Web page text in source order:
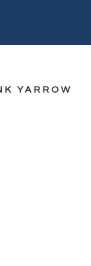
YARROW